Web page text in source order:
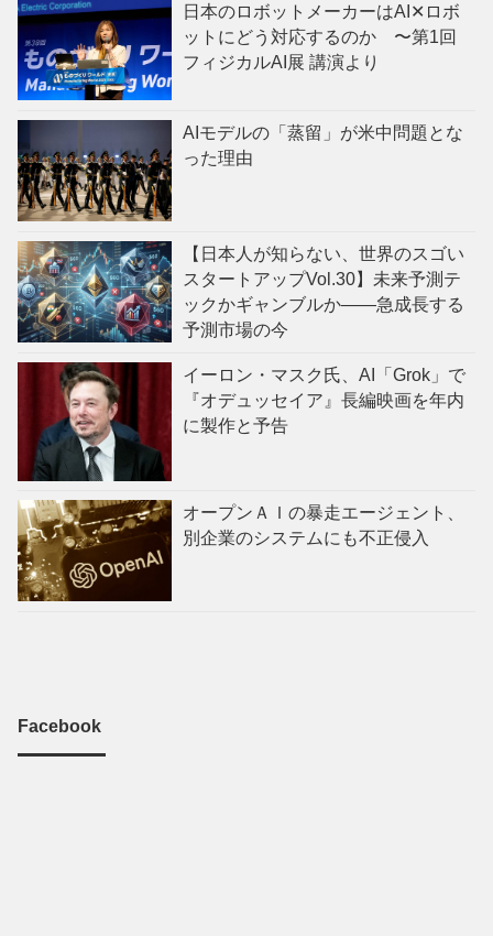
日本のロボットメーカーはAI✕ロボ
ットにどう対応するのか 〜第1回
フィジカルAI展 講演より
AIモデルの「蒸留」が米中問題とな
った理由
【日本人が知らない、世界のスゴい
スタートアップVol.30】未来予測テ
ックかギャンブルか——急成長する
予測市場の今
イーロン・マスク氏、AI「Grok」で
『オデュッセイア』長編映画を年内
に製作と予告
オープンＡＩの暴走エージェント、
別企業のシステムにも不正侵入
Facebook